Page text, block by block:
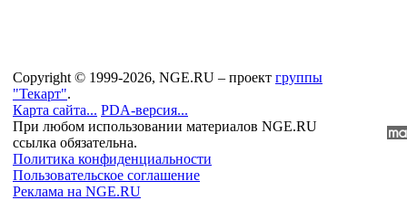
Copyright © 1999-2026, NGE.RU – проект группы
"Текарт".
Карта сайта... PDA-версия...
При любом использовании материалов NGE.RU
ссылка обязательна.
Политика конфиденциальности
Пользовательское соглашение
Реклама на NGE.RU